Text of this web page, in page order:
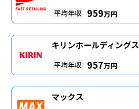
平均年収 959万円
キリンホールディングス
平均年収 957万円
マックス